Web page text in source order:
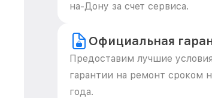
на-Дону за счет сервиса.
Официальная
Предоставим лучшие условия
гарантии на ремонт сроком
года.